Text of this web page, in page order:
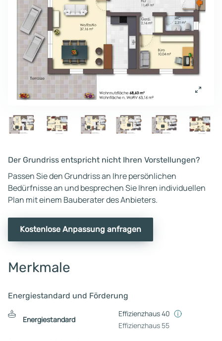
Der Grundriss entspricht nicht Ihren Vorstellungen?
Passen Sie den Grundriss an Ihre persönlichen
Bedürfnisse an und besprechen Sie Ihren individuellen
Plan mit einem Bauberater des Anbieters.
Kostenlose Anpassung anfragen
Merkmale
Energiestandard und Förderung
Energiestandard
Effizienzhaus 40
Effizienzhaus 55